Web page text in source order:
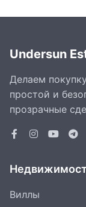
Undersun
Делаем
простой и
прозрачные
Виллы